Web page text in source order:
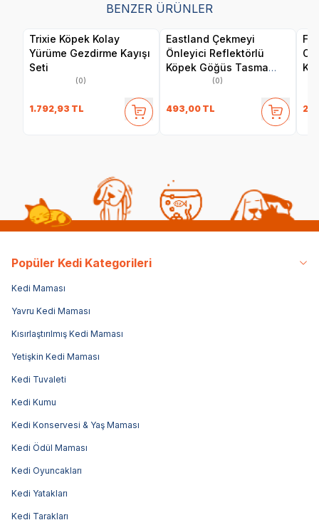
BENZER ÜRÜNLER
Trixie Köpek Kolay
Yürüme Gezdirme Kayışı
Seti
(0)
1.792,93 TL
Eastland Çekmeyi
Önleyici Reflektörlü
Köpek Göğüs Tasma
2,5x65-80 Cm
(0)
493,00 TL
Popüler Kedi Kategorileri
Kedi Maması
Yavru Kedi Maması
Kısırlaştırılmış Kedi Maması
Yetişkin Kedi Maması
Kedi Tuvaleti
Kedi Kumu
Kedi Konservesi & Yaş Maması
Kedi Ödül Maması
Kedi Oyuncakları
Kedi Yatakları
Kedi Tarakları